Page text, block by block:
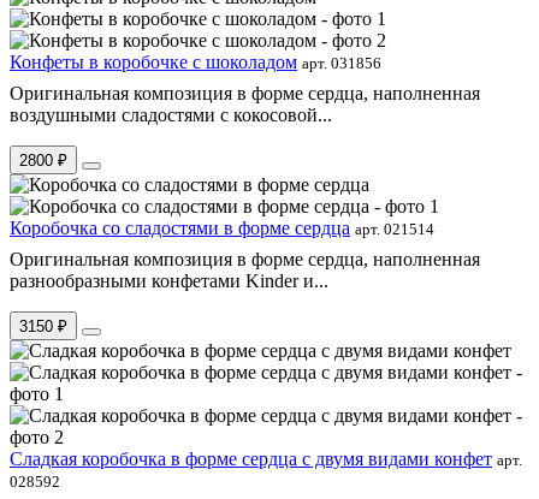
Конфеты в коробочке с шоколадом арт. 031856
Оригинальная композиция в форме сердца, наполненная
воздушными сладостями с кокосовой...
2800 ₽
Коробочка со сладостями в форме сердца арт. 021514
Оригинальная композиция в форме сердца, наполненная
разнообразными конфетами Kinder и...
3150 ₽
Сладкая коробочка в форме сердца с двумя видами конфет арт.
028592